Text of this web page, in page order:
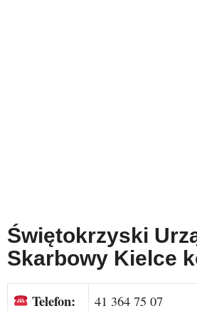
Świętokrzyski
Skarbowy Kielce
Telefon: 41 364 75 07